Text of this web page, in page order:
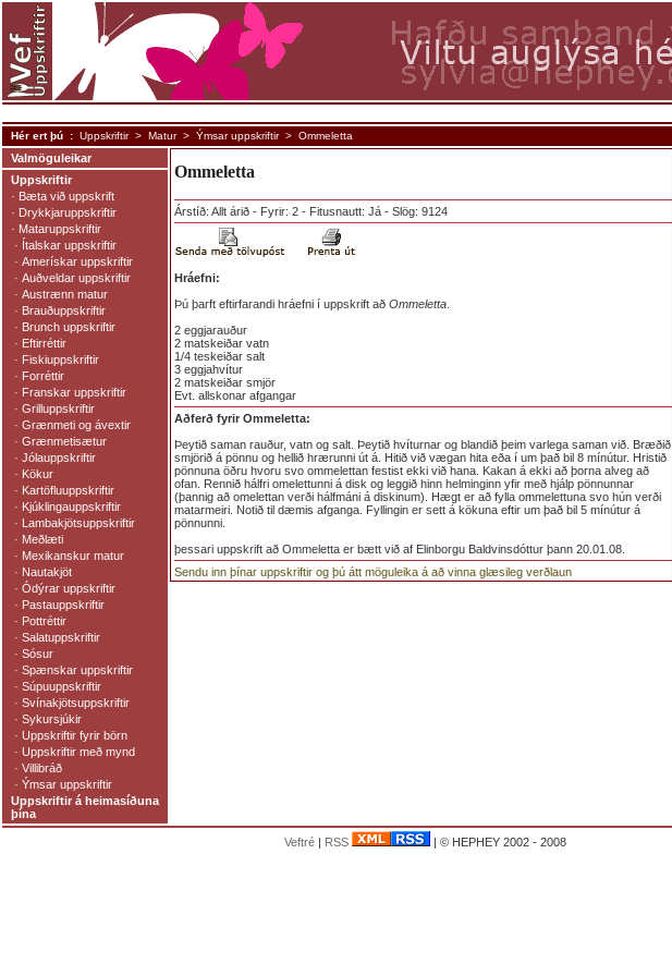
Ommeletta
Árstíð: Allt árið - Fyrir: 2 - Fitusnautt: Já - Slög: 9124
Hráefni:
Þú þarft eftirfarandi hráefni í uppskrift að Ommeletta
2 eggjarauður
2 matskeiðar vatn
1/4 teskeiðar salt
3 eggjahvítur
2 matskeiðar smjör
Evt. allskonar afgangar
Aðferð fyrir Ommeletta:
Þeytið saman rauður, vatn og salt. Þeytið hvíturnar og blandið þeim varlega saman við. Bræðið
smjörið á pönnu og hellið hrærunni út á. Hitið við vægan hita eða í um það bil 8 mínútur. Hristið
pönnuna öðru hvoru svo ommelettan festist ekki við hana. Kakan á ekki að þorna alveg að
ofan. Rennið hálfri omelettunni á disk og leggið hinn helminginn yfir með hjálp pönnunnar
(þannig að omelettan verði hálfmáni á diskinum). Hægt er að fylla ommelettuna svo hún verði
matarmeiri. Notið til dæmis afganga. Fyllingin er sett á kökuna eftir um það bil 5 mínútur á
pönnunni.
þessari uppskrift að Ommeletta er bætt við af Elinborgu Baldvinsdóttur þann 20.01.08.
Sendu inn þínar uppskriftir og þú átt möguleika á að vinna glæsileg verðlaun
Valmöguleikar
Uppskriftir
· Bæta við uppskrift
· Drykkjaruppskriftir
· Mataruppskriftir
· Ítalskar uppskriftir
· Amerískar uppskriftir
· Auðveldar uppskriftir
· Austrænn matur
· Brauðuppskriftir
· Brunch uppskriftir
· Eftirréttir
· Fiskiuppskriftir
· Forréttir
· Franskar uppskriftir
· Grilluppskriftir
· Grænmeti og ávextir
· Grænmetisætur
· Jólauppskriftir
· Kökur
· Kartöfluuppskriftir
· Kjúklingauppskriftir
· Lambakjötsuppskriftir
· Meðlæti
· Mexikanskur matur
· Nautakjöt
· Ódýrar uppskriftir
· Pastauppskriftir
· Pottréttir
· Salatuppskriftir
· Sósur
· Spænskar uppskriftir
· Súpuuppskriftir
· Svínakjötsuppskriftir
· Sykursjúkir
· Uppskriftir fyrir börn
· Uppskriftir með mynd
· Villibráð
· Ýmsar uppskriftir
Uppskriftir á heimasíðuna
þína
Veftré| RSS | © HEPHEY 2002 - 2008
Hér ert þú : Uppskriftir > Matur > Ýmsar uppskriftir > Ommeletta